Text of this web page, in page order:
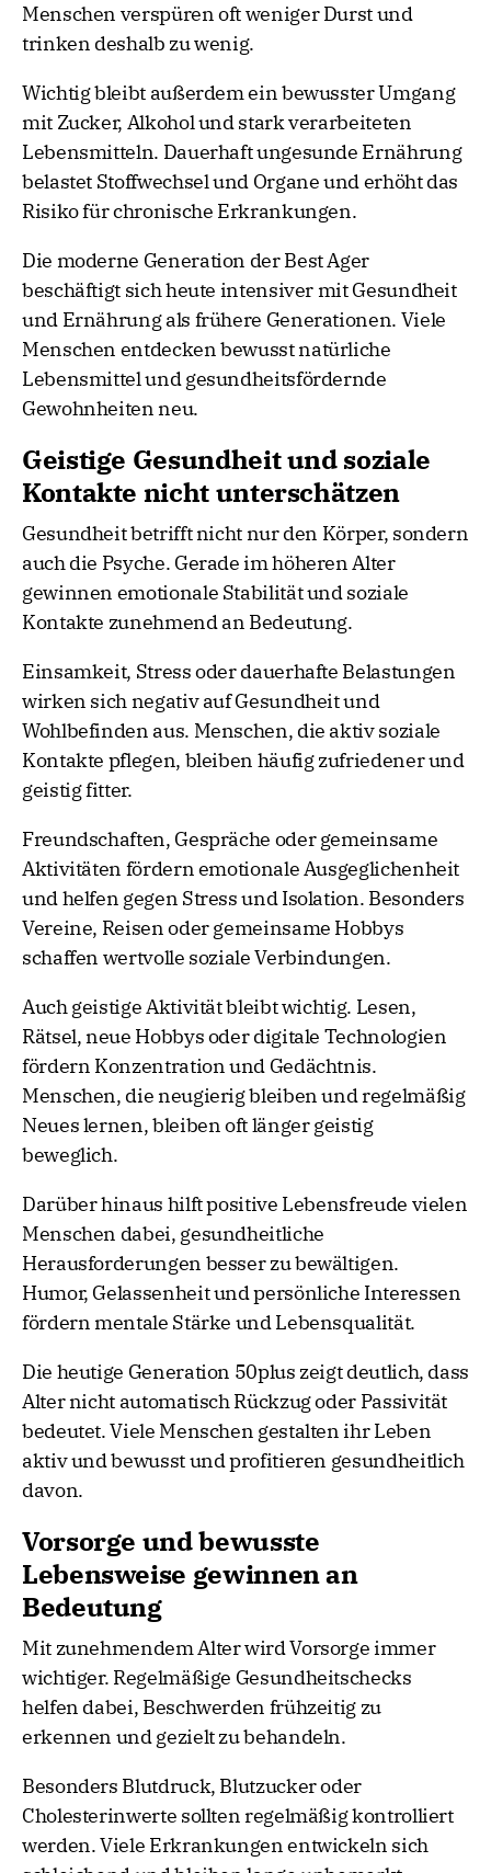
Menschen verspüren oft weniger Durst und
trinken deshalb zu wenig.
Wichtig bleibt außerdem ein bewusster Umgang
mit Zucker, Alkohol und stark verarbeiteten
Lebensmitteln. Dauerhaft ungesunde Ernährung
belastet Stoffwechsel und Organe und erhöht das
Risiko für chronische Erkrankungen.
Die moderne Generation der Best Ager
beschäftigt sich heute intensiver mit Gesundheit
und Ernährung als frühere Generationen. Viele
Menschen entdecken bewusst natürliche
Lebensmittel und gesundheitsfördernde
Gewohnheiten neu.
Geistige Gesundheit und soziale
Kontakte nicht unterschätzen
Gesundheit betrifft nicht nur den Körper, sondern
auch die Psyche. Gerade im höheren Alter
gewinnen emotionale Stabilität und soziale
Kontakte zunehmend an Bedeutung.
Einsamkeit, Stress oder dauerhafte Belastungen
wirken sich negativ auf Gesundheit und
Wohlbefinden aus. Menschen, die aktiv soziale
Kontakte pflegen, bleiben häufig zufriedener und
geistig fitter.
Freundschaften, Gespräche oder gemeinsame
Aktivitäten fördern emotionale Ausgeglichenheit
und helfen gegen Stress und Isolation. Besonders
Vereine, Reisen oder gemeinsame Hobbys
schaffen wertvolle soziale Verbindungen.
Auch geistige Aktivität bleibt wichtig. Lesen,
Rätsel, neue Hobbys oder digitale Technologien
fördern Konzentration und Gedächtnis.
Menschen, die neugierig bleiben und regelmäßig
Neues lernen, bleiben oft länger geistig
beweglich.
Darüber hinaus hilft positive Lebensfreude vielen
Menschen dabei, gesundheitliche
Herausforderungen besser zu bewältigen.
Humor, Gelassenheit und persönliche Interessen
fördern mentale Stärke und Lebensqualität.
Die heutige Generation 50plus zeigt deutlich, dass
Alter nicht automatisch Rückzug oder Passivität
bedeutet. Viele Menschen gestalten ihr Leben
aktiv und bewusst und profitieren gesundheitlich
davon.
Vorsorge und bewusste
Lebensweise gewinnen an
Bedeutung
Mit zunehmendem Alter wird Vorsorge immer
wichtiger. Regelmäßige Gesundheitschecks
helfen dabei, Beschwerden frühzeitig zu
erkennen und gezielt zu behandeln.
Besonders Blutdruck, Blutzucker oder
Cholesterinwerte sollten regelmäßig kontrolliert
werden. Viele Erkrankungen entwickeln sich